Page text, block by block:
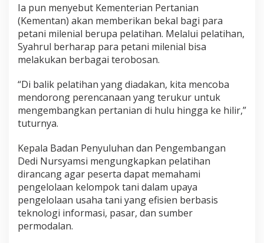
Ia pun menyebut Kementerian Pertanian
(Kementan) akan memberikan bekal bagi para
petani milenial berupa pelatihan. Melalui pelatihan,
Syahrul berharap para petani milenial bisa
melakukan berbagai terobosan.
“Di balik pelatihan yang diadakan, kita mencoba
mendorong perencanaan yang terukur untuk
mengembangkan pertanian di hulu hingga ke hilir,”
tuturnya.
Kepala Badan Penyuluhan dan Pengembangan
Dedi Nursyamsi mengungkapkan pelatihan
dirancang agar peserta dapat memahami
pengelolaan kelompok tani dalam upaya
pengelolaan usaha tani yang efisien berbasis
teknologi informasi, pasar, dan sumber
permodalan.